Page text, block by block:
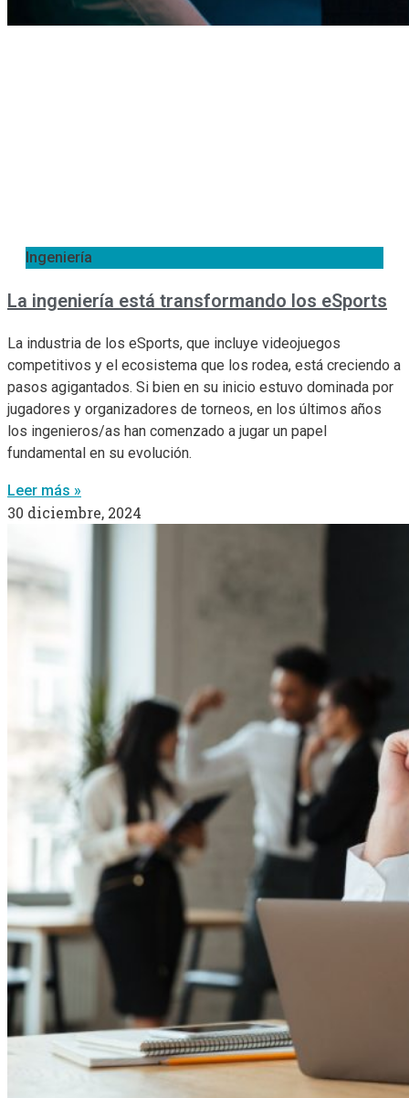
Ingeniería
La ingeniería está transformando los eSports
La industria de los eSports, que incluye videojuegos
competitivos y el ecosistema que los rodea, está creciendo a
pasos agigantados. Si bien en su inicio estuvo dominada por
jugadores y organizadores de torneos, en los últimos años
los ingenieros/as han comenzado a jugar un papel
fundamental en su evolución.
Leer más »
30 diciembre, 2024